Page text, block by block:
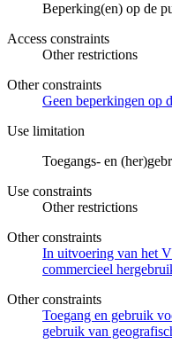
Beperking(en) op de
Access constraints
Other restrictions
Other constraints
Geen beperkingen op
Use limitation
Toegangs- en
Use constraints
Other restrictions
Other constraints
In uitvoering van het
commercieel
Other constraints
Toegang en gebruik
gebruik van